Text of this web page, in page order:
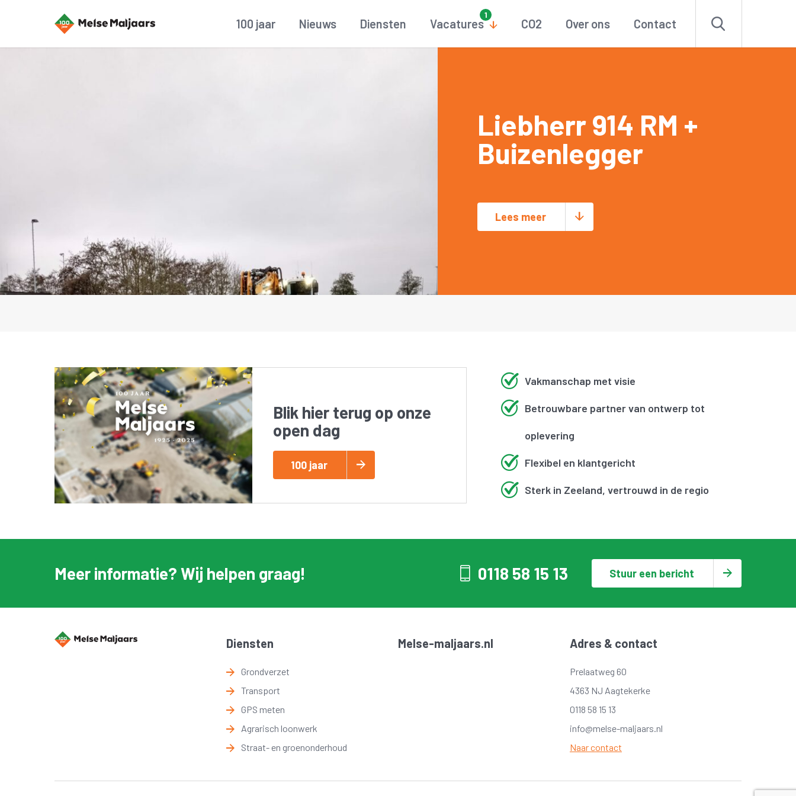
100 jaar Nieuws Diensten Vacatures CO2 Over ons Contact
Liebherr 914 RM +
Buizenlegger
Lees meer
Blik hier terug op onze
open dag
100 jaar
Vakmanschap met visie
Betrouwbare partner van ontwerp tot
oplevering
Flexibel en klantgericht
Sterk in Zeeland, vertrouwd in de regio
Meer informatie? Wij helpen graag! 0118 58 15 13 Stuur een bericht
Diensten
Grondverzet
Transport
GPS meten
Agrarisch loonwerk
Straat- en groenonderhoud
Melse-maljaars.nl Adres & contact
Prelaatweg 60
4363 NJ Aagtekerke
0118 58 15 13
info@melse-maljaars.nl
Naar contact